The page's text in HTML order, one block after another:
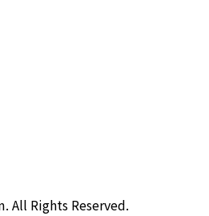
All Rights Reserved.